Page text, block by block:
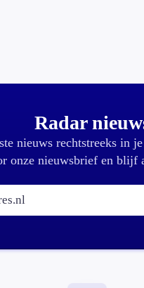
Radar
nieuws rechtstreeks in
onze nieuwsbrief en blijf
E-